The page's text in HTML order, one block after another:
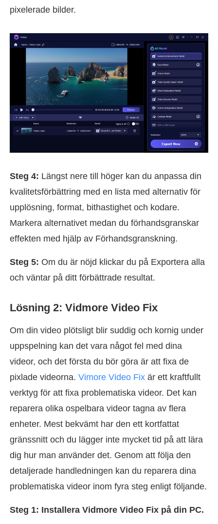
pixelerade bilder.
Steg 4: Längst nere till höger kan du anpassa din
kvalitetsförbättring med en lista med alternativ för
upplösning, format, bithastighet och kodare.
Markera alternativet medan du förhandsgranskar
effekten med hjälp av Förhandsgranskning.
Steg 5: Om du är nöjd klickar du på Exportera alla
och väntar på ditt förbättrade resultat.
Lösning 2: Vidmore Video Fix
Om din video plötsligt blir suddig och kornig under
uppspelning kan det vara något fel med dina
videor, och det första du bör göra är att fixa de
pixlade videorna. Vimore Video Fix är ett kraftfullt
verktyg för att fixa problematiska videor. Det kan
reparera olika ospelbara videor tagna av flera
enheter. Mest bekvämt har den ett kortfattat
gränssnitt och du lägger inte mycket tid på att lära
dig hur man använder det. Genom att följa den
detaljerade handledningen kan du reparera dina
problematiska videor inom fyra steg enligt följande.
Steg 1: Installera Vidmore Video Fix på din PC.